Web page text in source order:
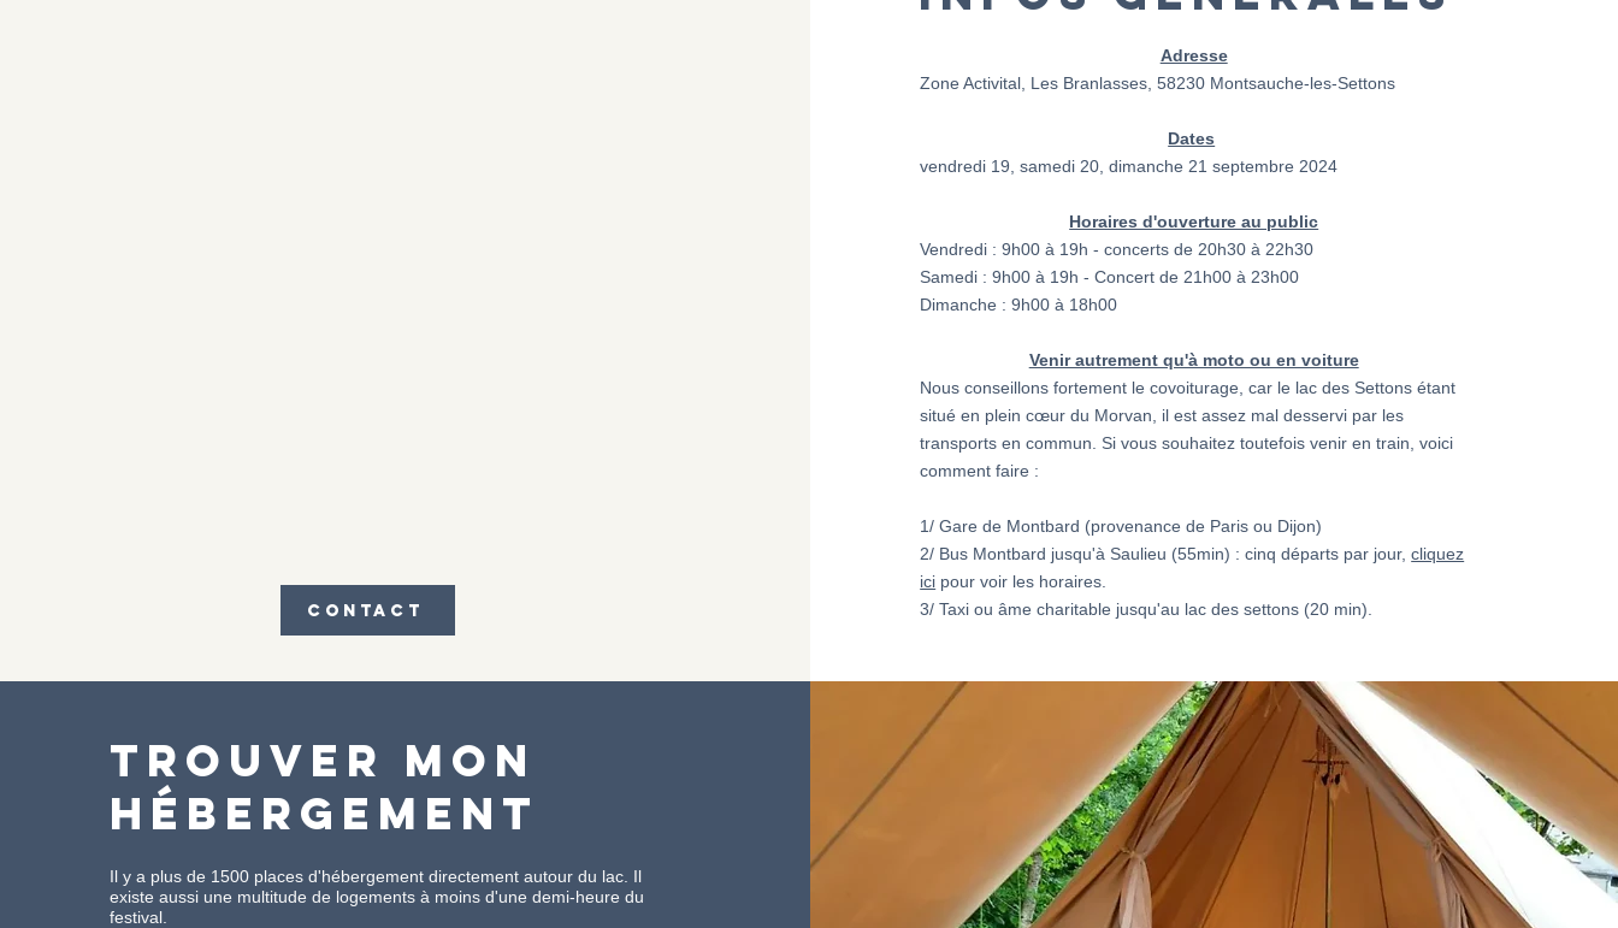
Contact
Adresse
Zone Activital, Les Branlasses, 58230 Montsauche-les-Settons
Dates
vendredi 19, samedi 20, dimanche 21 septembre 2024
Horaires d'ouverture au public
Vendredi : 9h00 à 19h - concerts de 20h30 à 22h30
Samedi : 9h00 à 19h - Concert de 21h00 à 23h00
Dimanche : 9h00 à 18h00
​Venir autrement qu'à moto ou en voiture
Nous conseillons fortement le covoiturage, car le lac des Settons étant
situé en plein cœur du Morvan, il est assez mal desservi par les
transports en commun. Si vous souhaitez toutefois venir en train, voici
comment faire :
1/ Gare de Montbard (provenance de Paris ou Dijon)
2/ Bus Montbard jusqu'à Saulieu (55min) : cinq départs par jour,cliquez
ici pour voir les horaires.
3/ Taxi ou âme charitable jusqu'au lac des settons (20 min).
TROUVER MON
HÉBERGEMENT
Il y a plus de 1500 places d'hébergement directement autour du lac. Il
existe aussi une multitude de logements à moins d'une demi-heure du
festival.